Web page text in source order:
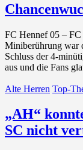
FC Hennef 05 –
Miniberührung war
Schluss der 4-
aus und die Fans
Alte Herren Top-
„AH“
SC nicht